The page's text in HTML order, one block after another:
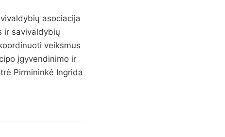
asociacija
ir savivaldybių
veiksmus
įgyvendinimo ir
Pirmininkė Ingrida